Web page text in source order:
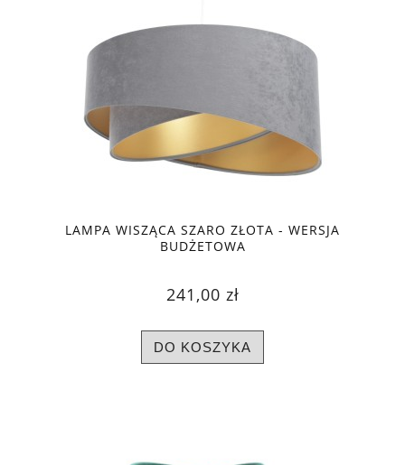
LAMPA WISZĄCA SZARO ZŁOTA - WERSJA
BUDŻETOWA
241,00 zł
DO KOSZYKA